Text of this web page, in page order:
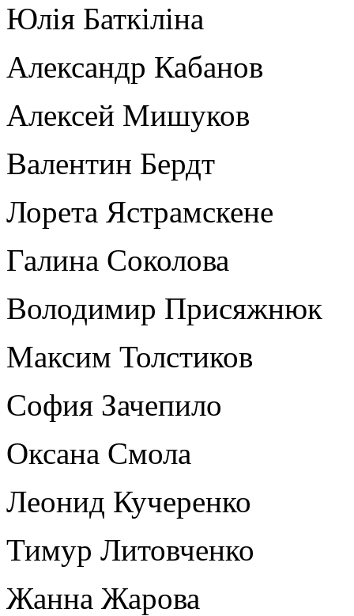
Юлія Баткіліна
Александр Кабанов
Алексей Мишуков
Валентин Бердт
Лорета Ястрамскене
Галина Соколова
Володимир Присяжнюк
Максим Толстиков
София Зачепило
Оксана Смола
Леонид Кучеренко
Тимур Литовченко
Жанна Жарова